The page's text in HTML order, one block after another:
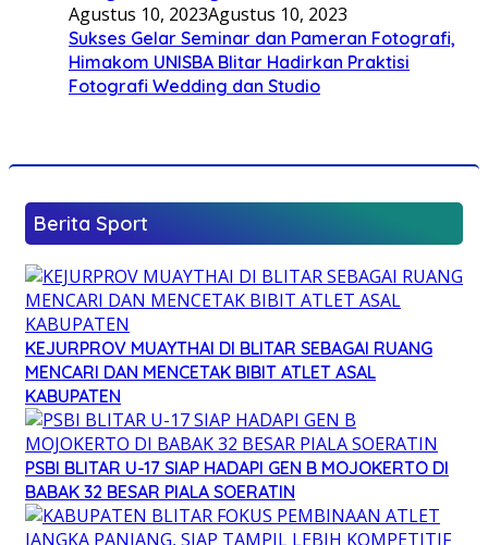
Agustus 10, 2023Agustus 10, 2023
Sukses Gelar Seminar dan Pameran Fotografi,
Himakom UNISBA Blitar Hadirkan Praktisi
Fotografi Wedding dan Studio
Berita Sport
KEJURPROV MUAYTHAI DI BLITAR SEBAGAI RUANG
MENCARI DAN MENCETAK BIBIT ATLET ASAL
KABUPATEN
PSBI BLITAR U-17 SIAP HADAPI GEN B MOJOKERTO DI
BABAK 32 BESAR PIALA SOERATIN